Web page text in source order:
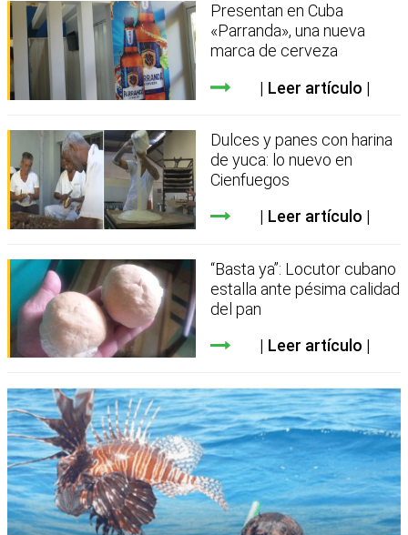
Presentan en Cuba
«Parranda», una nueva
marca de cerveza
Leer artículo
Dulces y panes con harina
de yuca: lo nuevo en
Cienfuegos
Leer artículo
“Basta ya”: Locutor cubano
estalla ante pésima calidad
del pan
Leer artículo